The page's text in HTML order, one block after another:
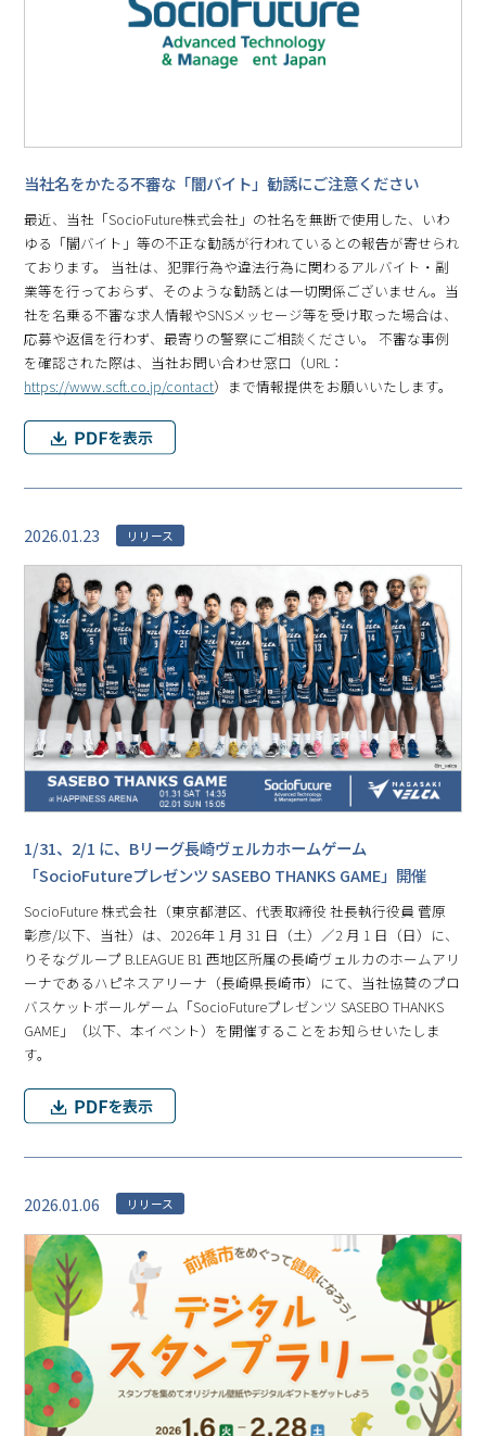
当社名をかたる不審な「闇バイト」勧誘にご注意ください
最近、当社「SocioFuture株式会社」の社名を無断で使用した、いわ
ゆる「闇バイト」等の不正な勧誘が行われているとの報告が寄せられ
ております。 当社は、犯罪行為や違法行為に関わるアルバイト・副
業等を行っておらず、そのような勧誘とは一切関係ございません。当
社を名乗る不審な求人情報やSNSメッセージ等を受け取った場合は、
応募や返信を行わず、最寄りの警察にご相談ください。 不審な事例
を確認された際は、当社お問い合わせ窓口（URL：
https://www.scft.co.jp/contact）まで情報提供をお願いいたします。
2026.01.23 リリース
1/31、2/1 に、Bリーグ⻑崎ヴェルカホームゲーム
「SocioFutureプレゼンツ SASEBO THANKS GAME」開催
SocioFuture 株式会社（東京都港区、代表取締役 社⻑執⾏役員 菅原
彰彦/以下、当社）は、2026年 1 月 31 日（土）／2 月 1 日（日）に、
りそなグループ B.LEAGUE B1 ⻄地区所属の⻑崎ヴェルカのホームアリ
ーナであるハピネスアリーナ（⻑崎県⻑崎市）にて、当社協賛のプロ
バスケットボールゲーム「SocioFutureプレゼンツ SASEBO THANKS
GAME」（以下、本イベント）を開催することをお知らせいたしま
す。
2026.01.06 リリース